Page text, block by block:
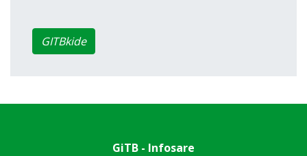
GITBkide
GiTB - Infosare